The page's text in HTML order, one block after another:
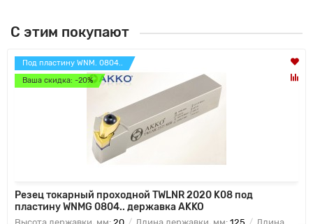
С этим покупают
Под пластину WNM. 0804..
Ваша скидка: -20%
Резец токарный проходной TWLNR 2020 K08 под
пластину WNMG 0804.. державка AKKO